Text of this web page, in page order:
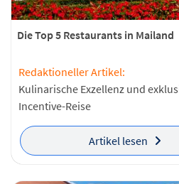
Die Top 5 Restaurants in Mailand
Redaktioneller Artikel:
Kulinarische Exzellenz und
Incentive-Reise
Artikel lesen